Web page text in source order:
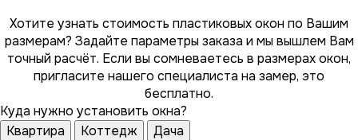
Хотите узнать стоимость пластиковых окон по Вашим
размерам? Задайте параметры заказа и мы вышлем Вам
точный расчёт. Если вы сомневаетесь в размерах окон,
пригласите нашего специалиста на замер, это
бесплатно.
Куда нужно установить окна?
Квартира
Коттедж
Дача